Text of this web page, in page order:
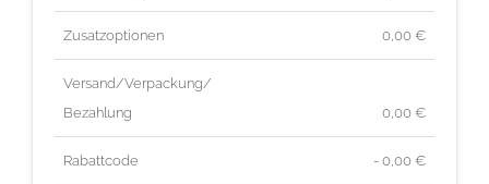
Zusatzoptionen 0,00 €
Versand/Verpackung/
Bezahlung
0,00 €
Rabattcode - 0,00 €